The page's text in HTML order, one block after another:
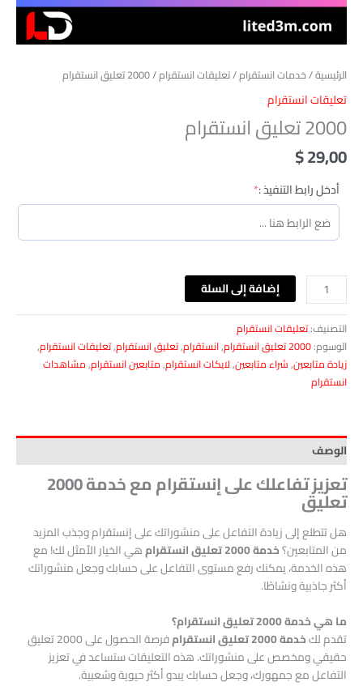
الرئيسية/خدمات انستقرام/تعليقات انستقرام/ 2000 تعليق انستقرام
تعليقات انستقرام
2000 تعليق انستقرام
$29,00
أدخل رابط التنفيذ :*
إضافة إلى السلة
التصنيف:تعليقات انستقرام
الوسوم:2000 تعليق انستقرام ,انستقرام,تعليق انستقرام,تعليقات انستقرام,
زيادة متابعين,شراء متابعين,لايكات انستقرام,متابعين انستقرام,مشاهدات
انستقرام
الوصف
تعزيز تفاعلك على إنستقرام مع خدمة 2000
تعليق
هل تتطلع إلى زيادة التفاعل على منشوراتك على إنستقرام وجذب المزيد
من المتابعين؟خدمة 2000 تعليق انستقرام
هي الخيار الأمثل لك! مع
هذه الخدمة، يمكنك رفع مستوى التفاعل على حسابك وجعل منشوراتك
أكثر جاذبية ونشاطًا.
ما هي خدمة 2000 تعليق انستقرام؟
تقدم لكخدمة 2000 تعليق انستقرام
فرصة الحصول على 2000 تعليق
حقيقي ومخصص على منشوراتك. هذه التعليقات ستساعد في تعزيز
التفاعل مع جمهورك، وجعل حسابك يبدو أكثر حيوية وشعبية.